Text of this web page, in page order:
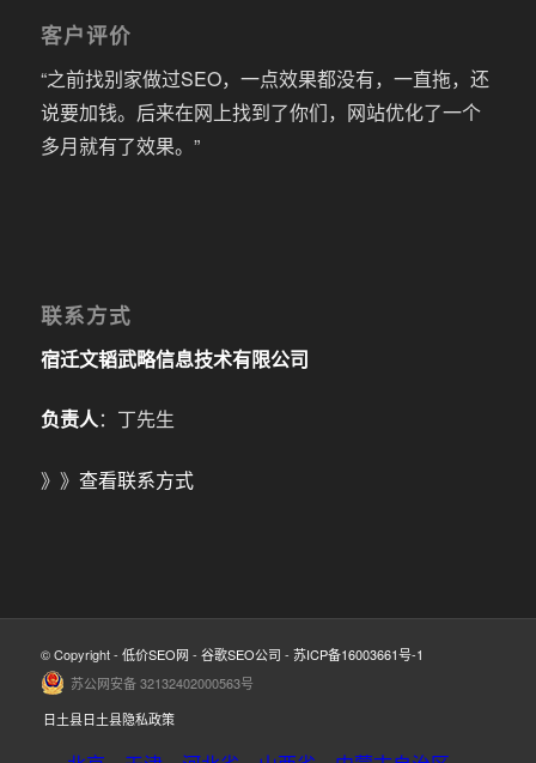
客户评价
“之前找别家做过SEO，一点效果都没有，一直拖，还
说要加钱。后来在网上找到了你们，网站优化了一个
多月就有了效果。”
联系方式
宿迁文韬武略信息技术有限公司
负责人：丁先生
》》 查看联系方式
© Copyright - 低价SEO网 - 谷歌SEO公司 - 苏ICP备16003661号-1
苏公网安备 32132402000563号
日土县日土县隐私政策